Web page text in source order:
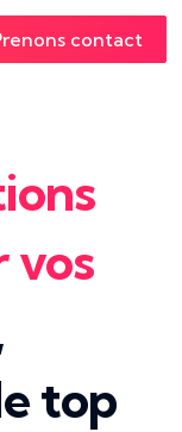
contact
vos
top